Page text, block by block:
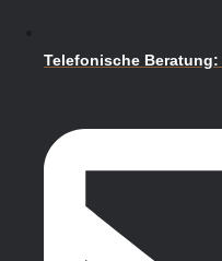
Telefonische Beratung: